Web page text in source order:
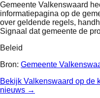
Gemeente Valkenswaard
informatiepagina op de
over geldende regels,
Signaal dat gemeente de
Beleid
Bron: Gemeente
Bekijk Valkenswaard op de
nieuws →